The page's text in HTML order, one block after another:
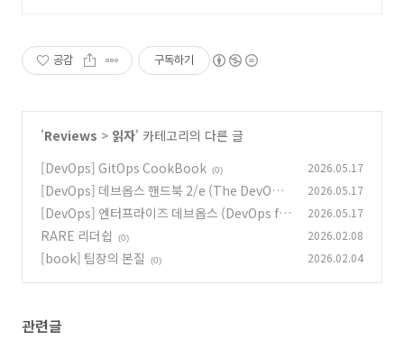
공감 구독하기
'Reviews > 읽자' 카테고리의 다른 글
[DevOps] GitOps CookBook (0) 2026.05.17
[DevOps] 데브옵스 핸드북 2/e (The DevOps
Handbook) (0)
2026.05.17
[DevOps] 엔터프라이즈 데브옵스 (DevOps fo
r the Modern Enterprise)
2026.05.17
RARE 리더쉽 (0) 2026.02.08
[book] 팀장의 본질 (0) 2026.02.04
관련글